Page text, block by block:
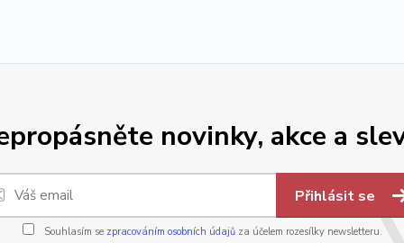
novinky, akce a
Přihlásit se
Souhlasím se zpracováním osobních údajůza účelem rozesílky newsletteru.